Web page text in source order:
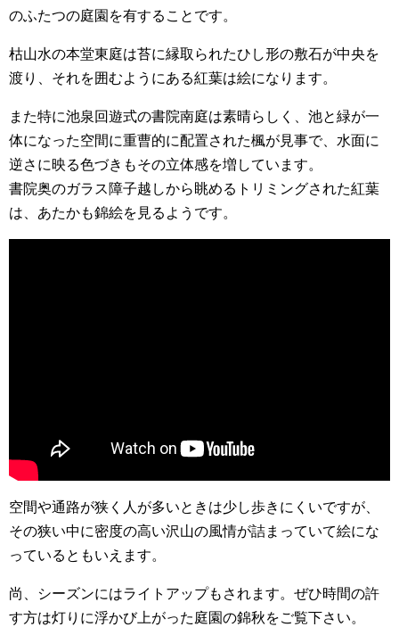
のふたつの庭園を有することです。
枯山水の本堂東庭は苔に縁取られたひし形の敷石が中央を
渡り、それを囲むようにある紅葉は絵になります。
また特に池泉回遊式の書院南庭は素晴らしく、池と緑が一
体になった空間に重曹的に配置された楓が見事で、水面に
逆さに映る色づきもその立体感を増しています。
書院奥のガラス障子越しから眺めるトリミングされた紅葉
は、あたかも錦絵を見るようです。
空間や通路が狭く人が多いときは少し歩きにくいですが、
その狭い中に密度の高い沢山の風情が詰まっていて絵にな
っているともいえます。
尚、シーズンにはライトアップもされます。ぜひ時間の許
す方は灯りに浮かび上がった庭園の錦秋をご覧下さい。